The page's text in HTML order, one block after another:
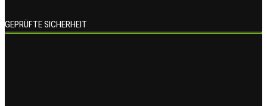
GEPRÜFTE SICHERHEIT